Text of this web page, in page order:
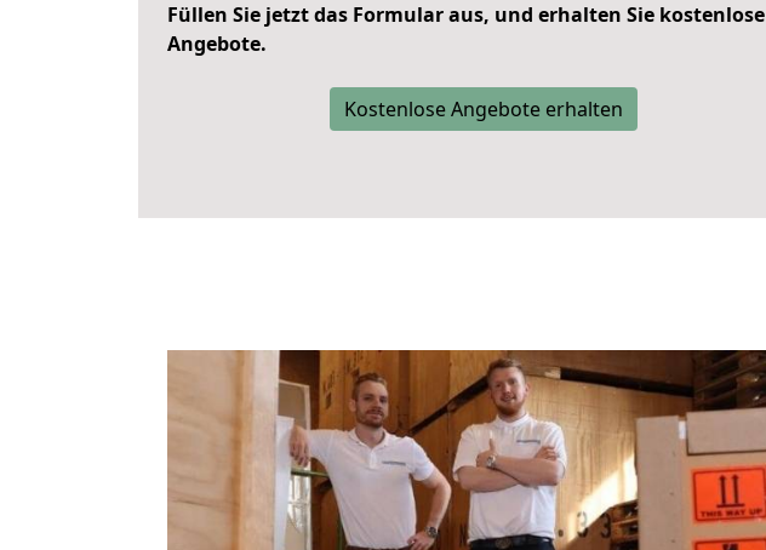
Füllen Sie jetzt das Formular aus, und erhalten Sie kostenlose
Angebote.
Kostenlose Angebote erhalten